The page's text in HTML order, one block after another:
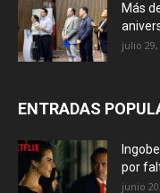
Más
julio 29,
ENTRADAS
por
junio